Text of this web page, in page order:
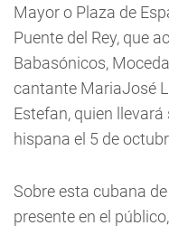
Mayor o Plaza de
Puente del Rey, que
Babasónicos,
cantante MariaJosé
Estefan, quien
hispana el 5 de
Sobre esta cubana
presente en el